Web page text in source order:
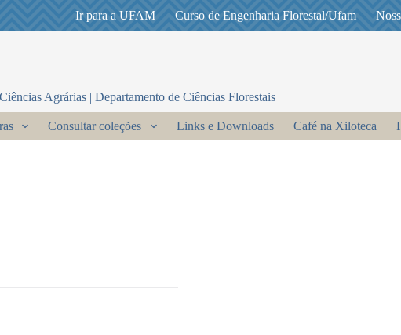
Ir para a UFAM Curso de Engenharia Florestal/Ufam
Agrárias | Departamento de Ciências Florestais
Consultar coleções Links e Downloads Café na Xiloteca